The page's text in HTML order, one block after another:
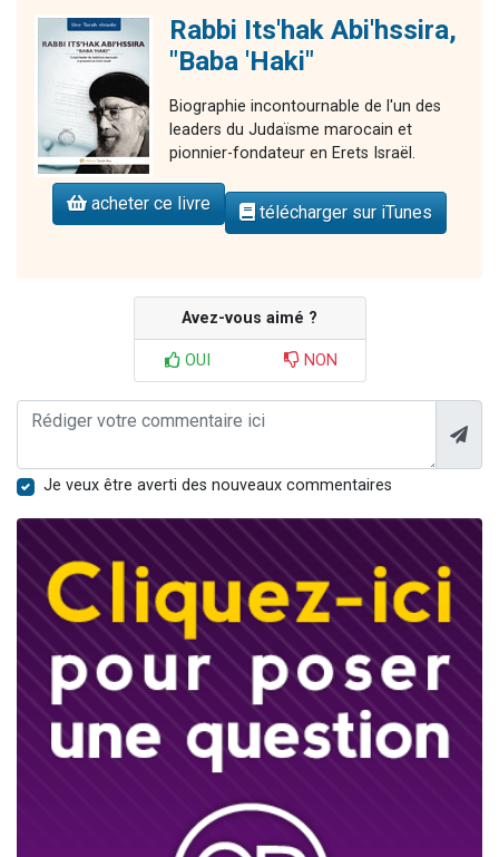
Rabbi Its'hak Abi'hssira,
"Baba 'Haki"
Biographie incontournable de l'un des
leaders du Judaïsme marocain et
pionnier-fondateur en Erets Israël.
acheter ce livre télécharger sur iTunes
Avez-vous aimé ?
OUI NON
Je veux être averti des nouveaux commentaires